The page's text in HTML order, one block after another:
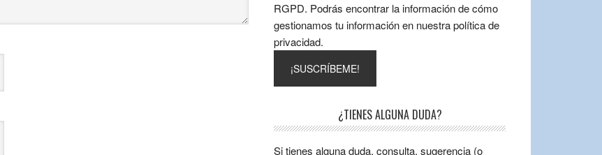
RGPD. Podrás encontrar la información de cómo
gestionamos tu información en nuestra política de
privacidad.
¿TIENES ALGUNA DUDA?
Si tienes alguna duda, consulta, sugerencia (o